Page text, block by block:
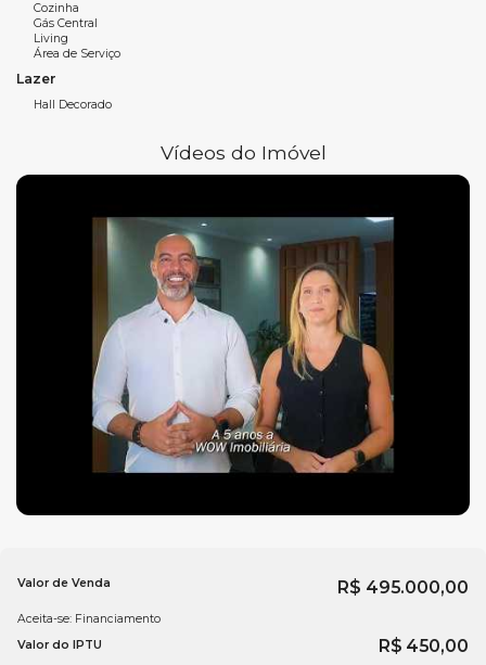
Banheiro Social
Sacada Integrada com churrasqueira à carvão
Cozinha
Gás Individual
Hidrômetro Individual
Infraestrutura para água quente
Porcelanato
Sacada Integrada
Características do empreendimento:
Portão eletrônico
Camboriúe saiba mais.
Cozinha
Gás Central
Living
Área de Serviço
Lazer
Hall Decorado
Vídeos do Imóvel
R$ 495.000,00
Valor de Venda
Aceita-se: Financiamento
Valor do IPTU
R$ 450,00